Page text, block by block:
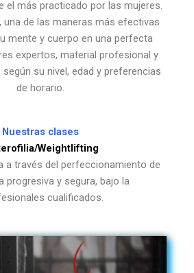
el más practicado por las mujeres.
una de las maneras más efectivas
mente y cuerpo en una perfecta
expertos, material profesional y
su nivel, edad y preferencias
de horario.
Nuestras clases
Weightlifting
a través del perfeccionamiento de
progresiva y segura, bajo la
cualificados.